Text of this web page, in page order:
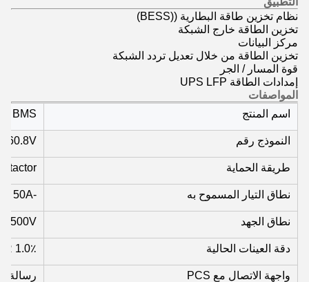
نظام تخزين طاقة البطارية ((BESS)
تخزين الطاقة خارج الشبكة
مركز البيانات
تخزين الطاقة من خلال تعديل تردد الشبكة
قوة المسار / الجر
إمدادات الطاقة UPS LFP
المواصفات
اسم المنتج
BMS
النموذج رقم
طريقة الحماية
نطاق التيار المسموح به -50A ~ 50A
نطاق الجهد 500V
دقة العينات الحالية 1.0٪ FSR
واجهة الاتصال مع PCS رسالة